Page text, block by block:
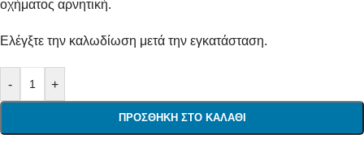
οχήματος αρνητική.
Ελέγξτε την καλωδίωση μετά την εγκατάσταση.
- +
ΠΡΟΣΘΉΚΗ ΣΤΟ ΚΑΛΆΘΙ